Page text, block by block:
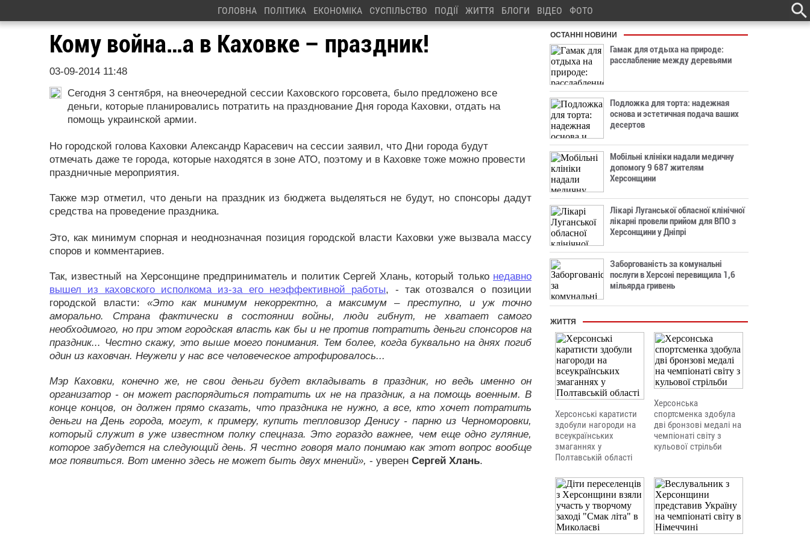
ГОЛОВНА ПОЛІТИКА ЕКОНОМІКА СУСПІЛЬСТВО ПОДІЇ ЖИТТЯ БЛОГИ ВІДЕО ФОТО
Кому война…а в Каховке – праздник!
03-09-2014 11:48
Сегодня 3 сентября, на внеочередной сессии Каховского горсовета, было предложено все
деньги, которые планировались потратить на празднование Дня города Каховки, отдать на
помощь украинской армии.
Но городской голова Каховки Александр Карасевич на сессии заявил, что Дни города будут
отмечать даже те города, которые находятся в зоне АТО, поэтому и в Каховке тоже можно провести
праздничные мероприятия.
Также мэр отметил, что деньги на праздник из бюджета выделяться не будут, но спонсоры дадут
средства на проведение праздника.
Это, как минимум спорная и неоднозначная позиция городской власти Каховки уже вызвала массу
споров и комментариев.
Так, известный на Херсонщине предприниматель и политик Сергей Хлань, который только недавно
вышел из каховского исполкома из-за его неэффективной работы, - так отозвался о позиции
городской власти: «Это как минимум некорректно, а максимум – преступно, и уж точно
аморально. Страна фактически в состоянии войны, люди гибнут, не хватает самого
необходимого, но при этом городская власть как бы и не против потратить деньги спонсоров на
праздник... Честно скажу, это выше моего понимания. Тем более, когда буквально на днях погиб
один из каховчан. Неужели у нас все человеческое атрофировалось...
Мэр Каховки, конечно же, не свои деньги будет вкладывать в праздник, но ведь именно он
организатор - он может распорядиться потратить их не на праздник, а на помощь военным. В
конце концов, он должен прямо сказать, что праздника не нужно, а все, кто хочет потратить
деньги на День города, могут, к примеру, купить тепловизор Денису - парню из Черноморовки,
который служит в уже известном полку спецназа. Это гораздо важнее, чем еще одно гуляние,
которое забудется на следующий день. Я честно говоря мало понимаю как этот вопрос вообще
мог появиться. Вот именно здесь не может быть двух мнений», - уверен Сергей Хлань.
ОСТАННІ НОВИНИ
Гамак для отдыха на природе:
расслабление между деревьями
Подложка для торта: надежная
основа и эстетичная подача ваших
десертов
Мобільні клініки надали медичну
допомогу 9 687 жителям
Херсонщини
Лікарі Луганської обласної клінічної
лікарні провели прийом для ВПО з
Херсонщини у Дніпрі
Заборгованість за комунальні
послуги в Херсоні перевищила 1,6
мільярда гривень
ЖИТТЯ
Херсонські каратисти
здобули нагороди на
всеукраїнських
змаганнях у
Полтавській області
Херсонська
спортсменка здобула
дві бронзові медалі на
чемпіонаті світу з
кульової стрільби